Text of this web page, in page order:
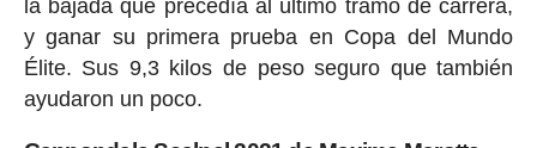
la bajada que precedía al último tramo de carrera,
y ganar su primera prueba en Copa del Mundo
Élite. Sus 9,3 kilos de peso seguro que también
ayudaron un poco.